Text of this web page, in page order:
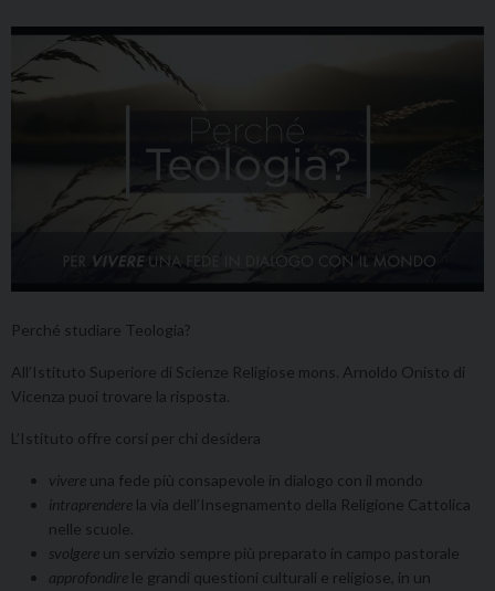
Perché studiare Teologia?
All’Istituto Superiore di Scienze Religiose mons. Arnoldo Onisto di
Vicenza puoi trovare la risposta.
L’Istituto offre corsi per chi desidera
vivere una fede più consapevole in dialogo con il mondo
intraprendere la via dell’Insegnamento della Religione Cattolica
nelle scuole.
svolgere un servizio sempre più preparato in campo pastorale
approfondire le grandi questioni culturali e religiose, in un